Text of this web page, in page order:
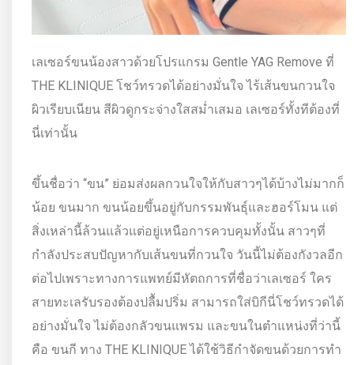
เลเซอร์ขนน้องสาวด้วยโปรแกรม Gentle YAG Remove ที่
THE KLINIQUE โชว์ทรวดได้อย่างมั่นใจ ไร้เส้นขนกวนใจ
ผิวเรียบเนียน สีผิวดูกระจ่างใสสม่ำเสมอ เลเซอร์ทั้งทีต้องที่
นี่เท่านั้น
ขึ้นชื่อว่า “ขน” ย่อมส่งผลกวนใจให้กับสาวๆได้บ้างไม่มากก็
น้อย ขนมาก ขนน้อยขึ้นอยู่กับกรรมพันธุ์และฮอร์โมน แต่
สิ่งเหล่านี้ล้วนแล้วแต่อยู่เหนือการควบคุมทั้งนั้น สาวๆที่
กำลังประสบปัญหากับเส้นขนที่กวนใจ วันนี้ไม่ต้องกังวลอีก
ต่อไปเพราะทางการแพทย์มีหัตถการที่ชื่อว่าเลเซอร์ ใคร
สายทะเลรับรองต้องปลื้มปริ่ม สามารถใส่บิกีนี่โชว์ทรวดได้
อย่างมั่นใจ ไม่ต้องกลัวขนแพรม และขนในตำแหน่งที่ว่านี้
คือ ขนกี ทาง THE KLINIQUE ได้ใช้วิธีกำจัดขนด้วยการทำ